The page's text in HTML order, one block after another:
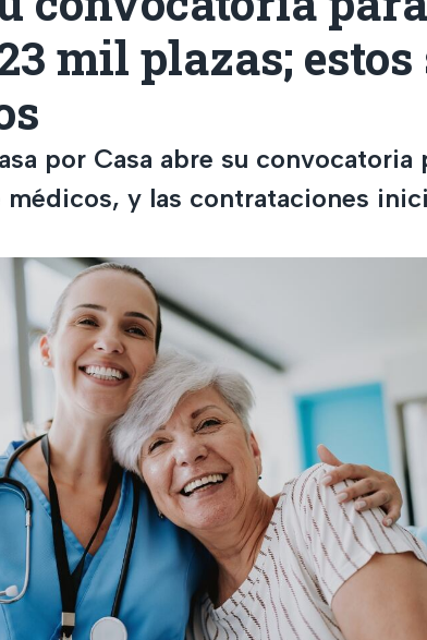
mil plazas; estos
por Casa abre su convocatoria
y las contrataciones